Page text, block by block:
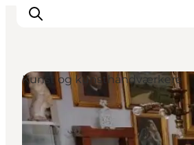
Inspiration
Destinationer
Kunst og kunsthåndværkere